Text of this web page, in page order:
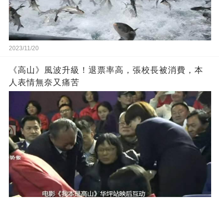
2023/11/20
《高山》風波升級！退票率高，張校長被消費，本
人表情無奈又痛苦